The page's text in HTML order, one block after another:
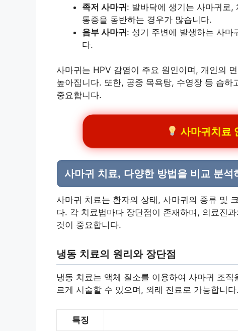
족저 사마귀: 발바닥에 생기는 사마귀로,
통증을 동반하는 경우가 많습니다.
음부 사마귀: 성기 주변에 발생하는 사마
다.
사마귀는 HPV 감염이 주요 원인이며, 개인의
높아집니다. 또한, 공중 목욕탕, 수영장 등 습
중요합니다.
사마귀치료
사마귀 치료, 다양한 방법을 비교 분석
사마귀 치료는 환자의 상태, 사마귀의 종류 및
다. 각 치료법마다 장단점이 존재하며, 의료진
것이 중요합니다.
냉동 치료의 원리와 장단점
냉동 치료는 액체 질소를 이용하여 사마귀 조
르게 시술할 수 있으며, 외래 진료로 가능합니다.
특징